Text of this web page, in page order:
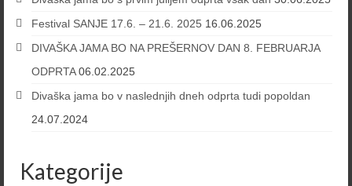
Festival SANJE 17.6. – 21.6. 2025 16.06.2025
DIVAŠKA JAMA BO NA PREŠERNOV DAN 8. FEBRUARJA
ODPRTA 06.02.2025
Divaška jama bo v naslednjih dneh odprta tudi popoldan
24.07.2024
Kategorije